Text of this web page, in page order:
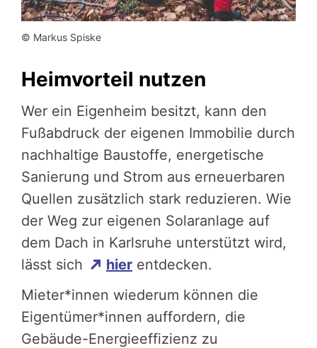
© Markus Spiske
Heimvorteil nutzen
Wer ein Eigenheim besitzt, kann den
Fußabdruck der eigenen Immobilie durch
nachhaltige Baustoffe, energetische
Sanierung und Strom aus erneuerbaren
Quellen zusätzlich stark reduzieren. Wie
der Weg zur eigenen Solaranlage auf
dem Dach in Karlsruhe unterstützt wird,
lässt sich
hier entdecken.
Mieter*innen wiederum können die
Eigentümer*innen auffordern, die
Gebäude-Energieeffizienz zu